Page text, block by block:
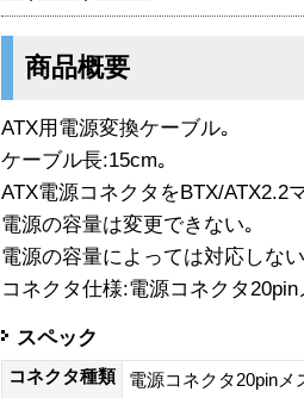
商品概要
ATX用電源変換ケーブル｡
ケーブル長:15cm｡
ATX電源コネクタをBTX/ATX2.2
電源の容量は変更できない｡
電源の容量によっては対応しな
コネクタ仕様:電源コネクタ
スペック
コネクタ種類 電源コネクタ20pinメ